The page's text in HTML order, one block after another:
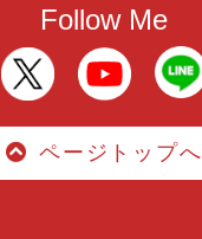
Follow Me
ページトップへ